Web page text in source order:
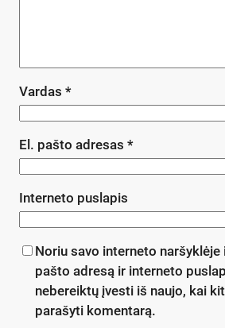
Vardas *
El. pašto adresas *
Interneto puslapis
Noriu savo interneto
pašto adresą ir interneto
nebereiktų įvesti iš naujo, kai
parašyti komentarą.